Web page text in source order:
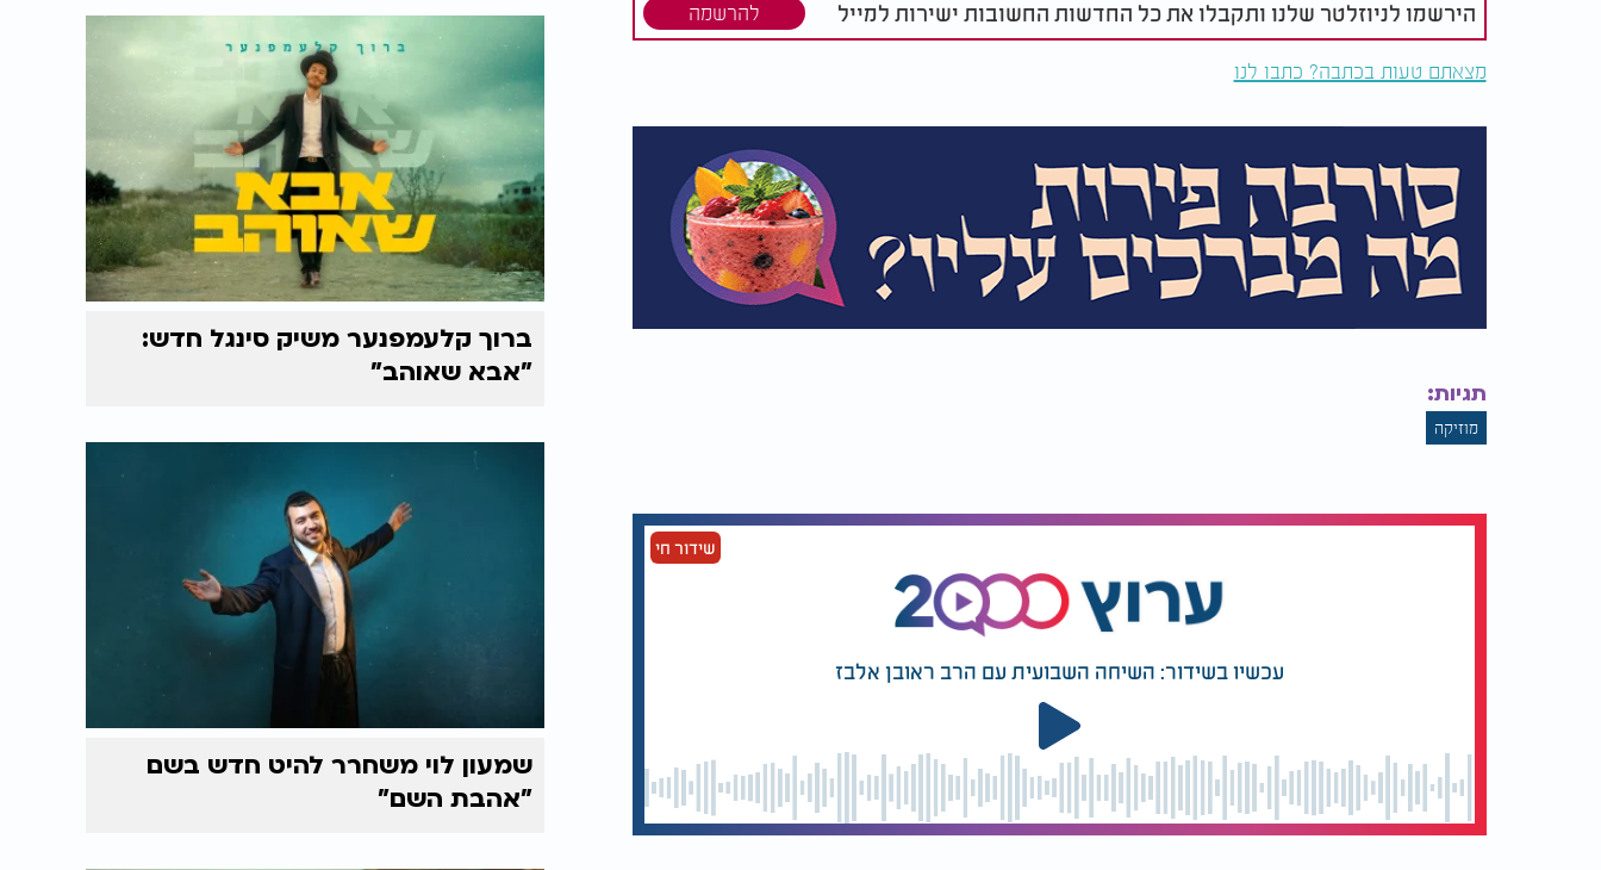
הירשמו לניוזלטר שלנו ותקבלו את כל החדשות החשובות ישירות למייל להרשמה
מצאתם טעות בכתבה? כתבו לנו
תגיות:
מוזיקה
שידור חי
עכשיו בשידור: השיחה השבועית עם הרב ראובן אלבז
ברוך קלעמפנער משיק סינגל חדש:
"אבא שאוהב"
שמעון לוי משחרר להיט חדש בשם
"אהבת השם"